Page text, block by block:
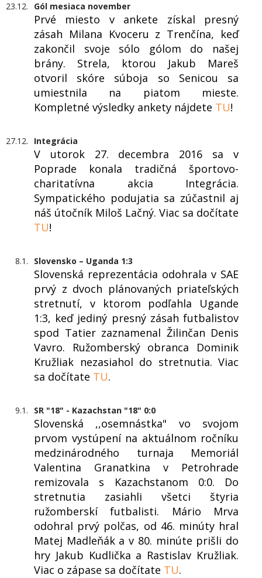
23.12. Gól mesiaca november
Prvé miesto v ankete získal presný
zásah Milana Kvoceru z Trenčína, keď
zakončil svoje sólo gólom do našej
brány. Strela, ktorou Jakub Mareš
otvoril skóre súboja so Senicou sa
umiestnila na piatom mieste.
Kompletné výsledky ankety nájdete TU!
27.12. Integrácia
V utorok 27. decembra 2016 sa v
Poprade konala tradičná športovo-
charitatívna akcia Integrácia.
Sympatického podujatia sa zúčastnil aj
náš útočník Miloš Lačný. Viac sa dočítate
TU!
8.1. Slovensko – Uganda 1:3
Slovenská reprezentácia odohrala v SAE
prvý z dvoch plánovaných priateľských
stretnutí, v ktorom podľahla Ugande
1:3, keď jediný presný zásah futbalistov
spod Tatier zaznamenal Žilinčan Denis
Vavro. Ružomberský obranca Dominik
Kružliak nezasiahol do stretnutia. Viac
sa dočítate TU.
9.1. SR "18" - Kazachstan "18" 0:0
Slovenská ,,osemnástka" vo svojom
prvom vystúpení na aktuálnom ročníku
medzinárodného turnaja Memoriál
Valentina Granatkina v Petrohrade
remizovala s Kazachstanom 0:0. Do
stretnutia zasiahli všetci štyria
ružomberskí futbalisti. Mário Mrva
odohral prvý polčas, od 46. minúty hral
Matej Madleňák a v 80. minúte prišli do
hry Jakub Kudlička a Rastislav Kružliak.
Viac o zápase sa dočítate TU.